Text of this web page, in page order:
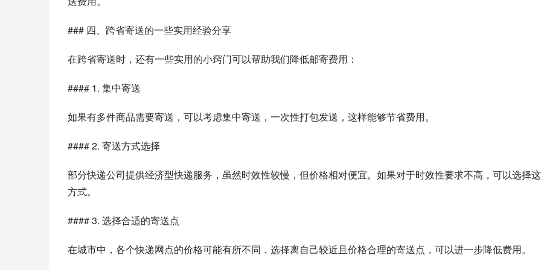
### 四、跨省寄送的一些实用经验分享
在跨省寄送时，还有一些实用的小窍门可以帮助我们降低邮寄费用：
#### 1. 集中寄送
如果有多件商品需要寄送，可以考虑集中寄送，一次性打包发送，这样能够节省费用。
#### 2. 寄送方式选择
部分快递公司提供经济型快递服务，虽然时效性较慢，但价格相对便宜。如果对于时效性要求不高，可以选择
方式。
#### 3. 选择合适的寄送点
在城市中，各个快递网点的价格可能有所不同，选择离自己较近且价格合理的寄送点，可以进一步降低费用。